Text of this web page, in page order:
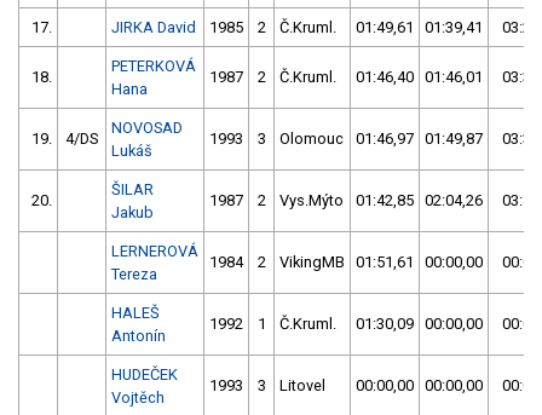
17. JIRKA David 1985 2 Č.Kruml. 01:49,61 01:39,41
18.
PETERKOVÁ
Hana
1987 2 Č.Kruml. 01:46,40 01:46,01
19. 4/DS
NOVOSAD
Lukáš
1993 3 Olomouc 01:46,97 01:49,87
20.
ŠILAR
Jakub
1987 2 Vys.Mýto 01:42,85 02:04,26
LERNEROVÁ
Tereza
1984 2 VikingMB 01:51,61 00:00,00
HALEŠ
Antonín
1992 1 Č.Kruml. 01:30,09 00:00,00
HUDEČEK
Vojtěch
1993 3 Litovel 00:00,00 00:00,00